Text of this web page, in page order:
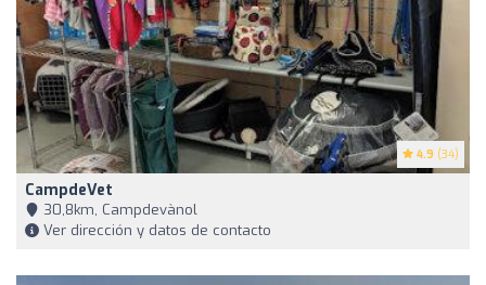
4.9 (34)
CampdeVet
30,8km, Campdevànol
Ver dirección y datos de contacto